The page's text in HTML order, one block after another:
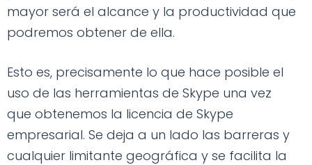
mayor será el alcance y la productividad que
podremos obtener de ella.
Esto es, precisamente lo que hace posible el
uso de las herramientas de Skype una vez
que obtenemos la licencia de Skype
empresarial. Se deja a un lado las barreras y
cualquier limitante geográfica y se facilita la